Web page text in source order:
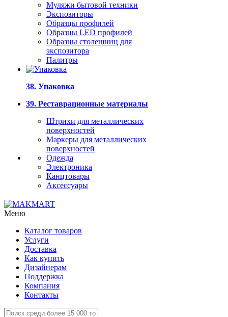
Муляжи бытовой техники
Экспозиторы
Образцы профилей
Образцы LED профилей
Образцы столешниц для
экспозитора
Палитры
38. Упаковка
39. Реставрационные материалы
Штрихи для металлических
поверхностей
Маркеры для металлических
поверхностей
Одежда
Электроника
Канцтовары
Аксессуары
Меню
Каталог товаров
Услуги
Доставка
Как купить
Дизайнерам
Поддержка
Компания
Контакты